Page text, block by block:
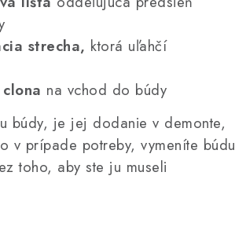
strecha, ktorá uľahčí
na vchod do búdy
búdy, je jej dodanie v demonte,
v prípade potreby, vymeníte búdu
toho, aby ste ju museli